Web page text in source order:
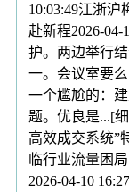
10:03:49江浙
赴新程2026-04-
护。两边举行
一。会议室要
一个尴尬的：
题。优良是...[
高效成交系统”
临行业流量困
2026-04-10